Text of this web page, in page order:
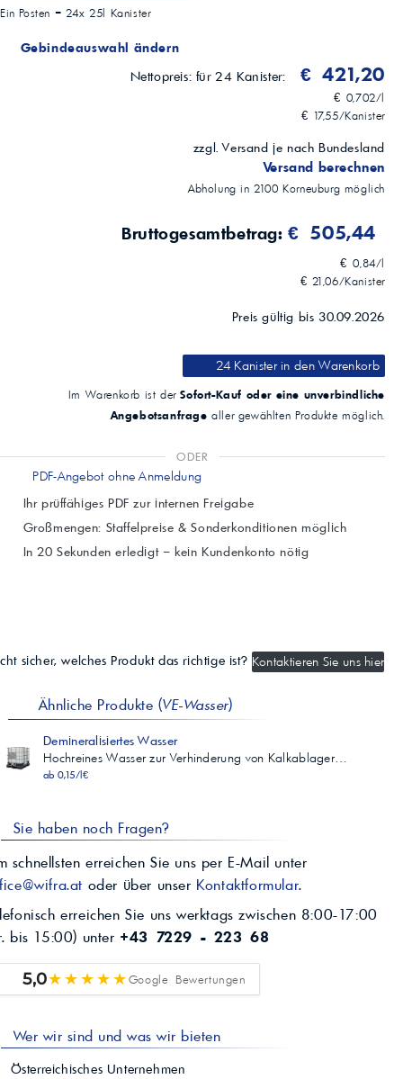
Anwendungsgebiete
Kühlsysteme, Batterien, Labor, Dampfreiniger, Industrieanlagen
Ein Posten = 24x 25l Kanister
Gebindeauswahl ändern
Nettopreis: für 24 Kanister: € 421,20
€ 0,702/l
€ 17,55/Kanister
zzgl. Versand je nach Bundesland
Versand berechnen
Abholung in2100 Korneuburg möglich
Bruttogesamtbetrag:€ 505,44
€ 0,84/l
€ 21,06/Kanister
Preis gültig bis 30.09.2026
24 Kanisterin den Warenkorb
Im Warenkorb ist derSofort-Kauf oder eine unverbindliche
Angebotsanfrage aller gewählten Produkte möglich.
ODER
PDF-Angebot ohne Anmeldung
Ihr prüffähiges PDF zur internen Freigabe
Großmengen: Staffelpreise & Sonderkonditionen möglich
In 20 Sekunden erledigt – kein Kundenkonto nötig
sicher, welches Produkt das richtige ist? Kontaktieren Sie uns hier
Ähnliche Produkte (VE-Wasser)
Demineralisiertes Wasser
Hochreines Wasser zur Verhinderung von Kalkablager…
ab 0,15/l€
Sie haben noch Fragen?
schnellsten erreichen Sie uns per E-Mail unter
oder über unser Kontaktformular.
erreichen Sie uns werktags zwischen 8:00-17:00
bis 15:00) unter +43 7229 - 223 68
5,0★★★★★Google Bewertungen
Wer wir sind und was wir bieten
Österreichisches Unternehmen